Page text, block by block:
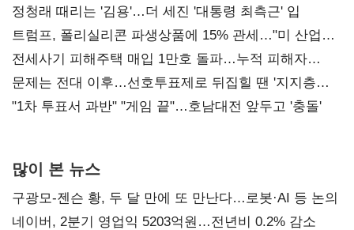
정청래 때리는 '김용'…더 세진 '대통령 최측근' 입
트럼프, 폴리실리콘 파생상품에 15% 관세…"미 산업
재건"
전세사기 피해주택 매입 1만호 돌파…누적 피해자
4만278명
문제는 전대 이후…선호투표제로 뒤집힐 땐 '지지층
불복'
"1차 투표서 과반" "게임 끝"…호남대전 앞두고 '충돌'
많이 본 뉴스
구광모-젠슨 황, 두 달 만에 또 만난다…로봇·AI 등 논의
네이버, 2분기 영업익 5203억원…전년비 0.2% 감소